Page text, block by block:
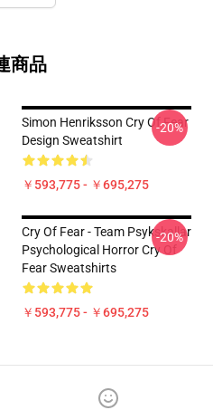
商品
Simon Henriksson Cry Of Fear
Design Sweatshirt
￥593,775 - ￥695,275
-20%
Cry Of Fear - Team Psykskallar
Psychological Horror Cry Of
Fear Sweatshirts
￥593,775 - ￥695,275
-20%